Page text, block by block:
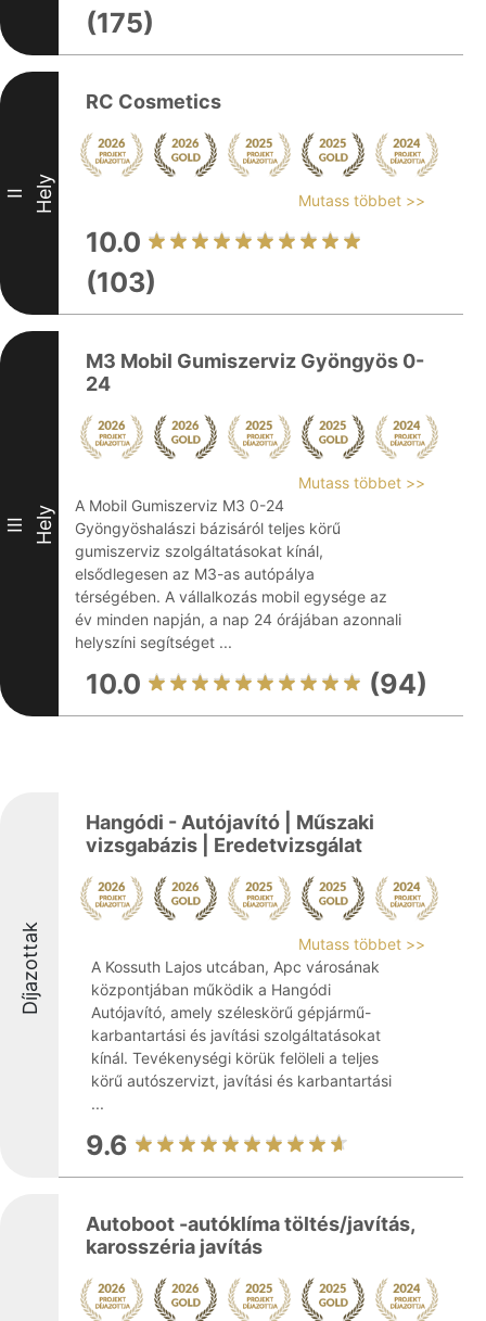
(175)
II Hely
RC Cosmetics
Mutass többet >>
10.0
(103)
III Hely
M3 Mobil Gumiszerviz Gyöngyös 0-
24
Mutass többet >>
A Mobil Gumiszerviz M3 0-24
Gyöngyöshalászi bázisáról teljes körű
gumiszerviz szolgáltatásokat kínál,
elsődlegesen az M3-as autópálya
térségében. A vállalkozás mobil egysége az
év minden napján, a nap 24 órájában azonnali
helyszíni segítséget ...
10.0 (94)
Díjazottak
Hangódi - Autójavító | Műszaki
vizsgabázis | Eredetvizsgálat
Mutass többet >>
A Kossuth Lajos utcában, Apc városának
központjában működik a Hangódi
Autójavító, amely széleskörű gépjármű-
karbantartási és javítási szolgáltatásokat
kínál. Tevékenységi körük felöleli a teljes
körű autószervizt, javítási és karbantartási
...
9.6
Autoboot -autóklíma töltés/javítás,
karosszéria javítás